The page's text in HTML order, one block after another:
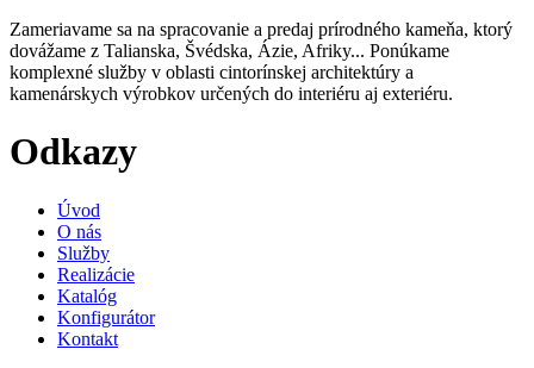
Zameriavame sa na spracovanie a predaj prírodného kameňa, ktorý
dovážame z Talianska, Švédska, Ázie, Afriky... Ponúkame
komplexné služby v oblasti cintorínskej architektúry a
kamenárskych výrobkov určených do interiéru aj exteriéru.
Odkazy
Úvod
O nás
Služby
Realizácie
Katalóg
Konfigurátor
Kontakt